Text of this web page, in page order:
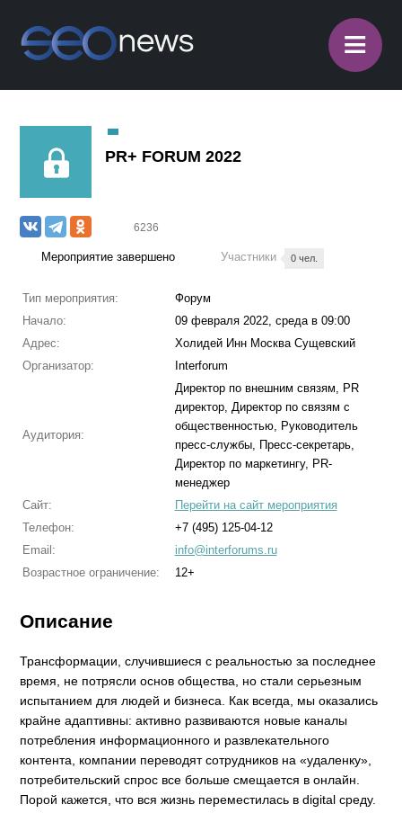
≡
PR+ FORUM 2022
6236
Мероприятие завершено Участники 0 чел.
Тип мероприятия:
Форум
Начало:
09 февраля 2022, среда в 09:00
Адрес:
Холидей Инн Москва Сущевский
Организатор:
Interforum
Аудитория:
Директор по внешним связям, PR
директор, Директор по связям с
общественностью, Руководитель
пресс-службы, Пресс-секретарь,
Директор по маркетингу, PR-
менеджер
Сайт:
Перейти на сайт мероприятия
Телефон:
+7 (495) 125-04-12
Email:
info@interforums.ru
Возрастное ограничение:
12+
Описание
Трансформации, случившиеся с реальностью за последнее
время, не потрясли основ общества, но стали серьезным
испытанием для людей и бизнеса. Как всегда, мы оказались
крайне адаптивны: активно развиваются новые каналы
потребления информационного и развлекательного
контента, компании переводят сотрудников на «удаленку»,
потребительский спрос все больше смещается в онлайн.
Порой кажется, что вся жизнь переместилась в digital среду.